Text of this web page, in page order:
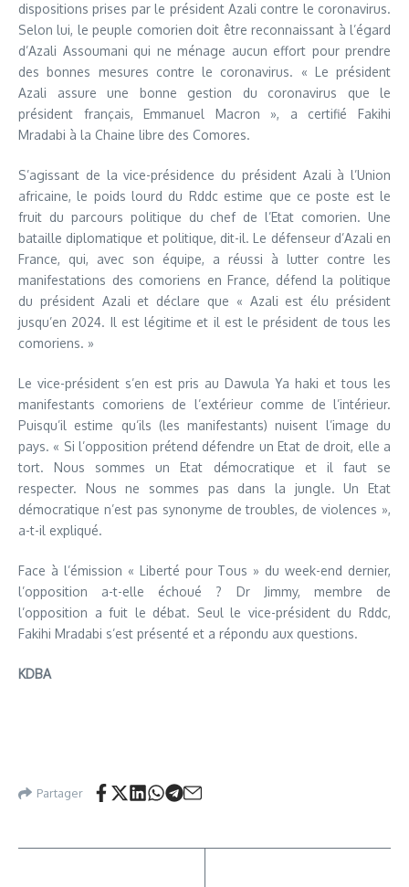
dispositions prises par le président Azali contre le coronavirus.
Selon lui, le peuple comorien doit être reconnaissant à l’égard
d’Azali Assoumani qui ne ménage aucun effort pour prendre
des bonnes mesures contre le coronavirus. « Le président
Azali assure une bonne gestion du coronavirus que le
président français, Emmanuel Macron », a certifié Fakihi
Mradabi à la Chaine libre des Comores.
S’agissant de la vice-présidence du président Azali à l’Union
africaine, le poids lourd du Rddc estime que ce poste est le
fruit du parcours politique du chef de l’Etat comorien. Une
bataille diplomatique et politique, dit-il. Le défenseur d’Azali en
France, qui, avec son équipe, a réussi à lutter contre les
manifestations des comoriens en France, défend la politique
du président Azali et déclare que « Azali est élu président
jusqu’en 2024. Il est légitime et il est le président de tous les
comoriens. »
Le vice-président s’en est pris au Dawula Ya haki et tous les
manifestants comoriens de l’extérieur comme de l’intérieur.
Puisqu’il estime qu’ils (les manifestants) nuisent l’image du
pays. « Si l’opposition prétend défendre un Etat de droit, elle a
tort. Nous sommes un Etat démocratique et il faut se
respecter. Nous ne sommes pas dans la jungle. Un Etat
démocratique n’est pas synonyme de troubles, de violences »,
a-t-il expliqué.
Face à l’émission « Liberté pour Tous » du week-end dernier,
l’opposition a-t-elle échoué ? Dr Jimmy, membre de
l’opposition a fuit le débat. Seul le vice-président du Rddc,
Fakihi Mradabi s’est présenté et a répondu aux questions.
KDBA
Partager